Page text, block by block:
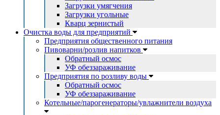
Загрузки умягчения
Загрузки угольные
Кварц зернистый
Очистка воды для предприятий
Предприятия общественного питания
Пивоварни/розлив напитков
Обратный осмос
УФ обеззараживание
Предприятия по розливу воды
Обратный осмос
УФ обеззараживание
Котельные/парогенераторы/увлажнители воздуха